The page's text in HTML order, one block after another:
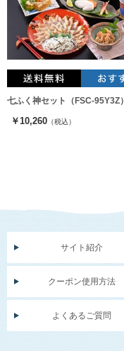
七ふく神セット（FSC-95Y3Z）
￥10,260 （税込）
サイト紹介
クーポン使用方法
よくあるご質問